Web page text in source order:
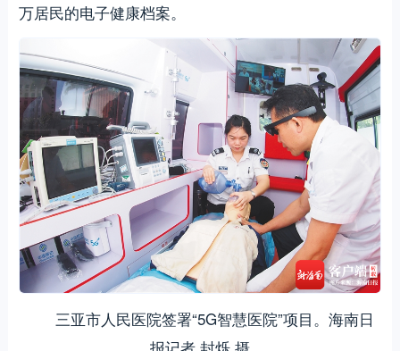
万居民的电子健康档案。
三亚市人民医院签署“5G智慧医院”项目。海南日